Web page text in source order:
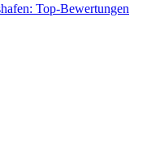
Top-Bewertungen